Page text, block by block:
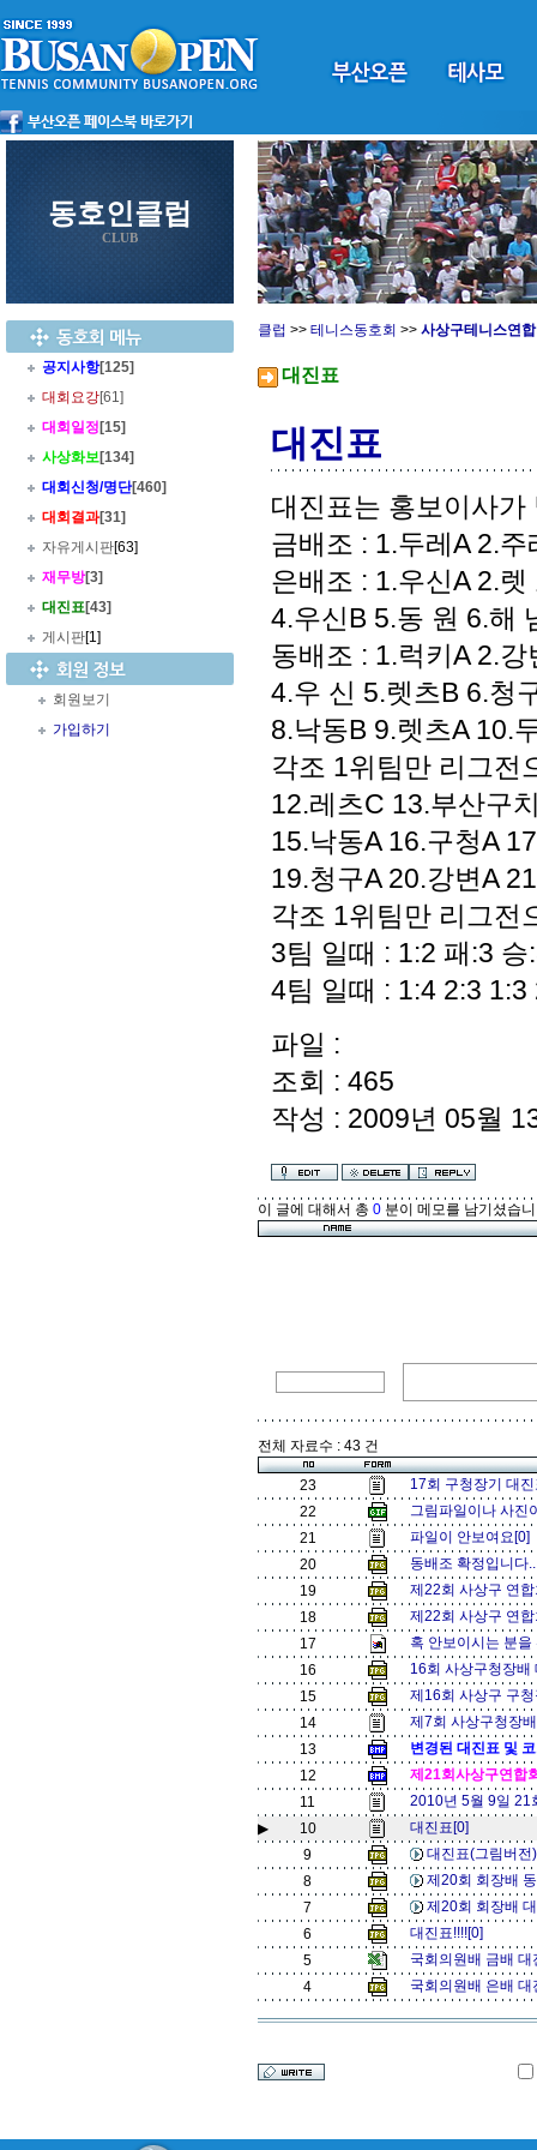
동호인클럽
CLUB
공지사항[125]
대회요강[61]
대회일정 [15]
사상화보[134]
대회신청/명단[460]
대회결과[31]
자유게시판[63]
재무방[3]
대진표[43]
게시판[1]
회원보기
가입하기
클럽 >> 테니스동호회 >> 사상구테니스연
대진표
대진표
대진표는 홍보이사가
금배조 : 1.두레A 2.
은배조 : 1.우신A 2.렛
4.우신B 5.동 원 6.해
동배조 : 1.럭키A 2.
4.우 신 5.렛츠B 6.청
8.낙동B 9.렛츠A 10.
각조 1위팀만 리그전
12.레츠C 13.부산구
15.낙동A 16.구청A
19.청구A 20.강변A
각조 1위팀만 리그전
3팀 일때 : 1:2 패:3 승
4팀 일때 : 1:4 2:3 1:3
파일 :
조회 : 465
작성 : 2009년 05월
이 글에 대해서 총 0 분이 메모를 남기셨습
전체 자료수 : 43 건
23
17회 구청장기 대
22
그림파일이나 사진
21
파일이 안보여요[0]
20
동배조 확정입니다
19
제22회 사상구 연
18
제22회 사상구 연
17
혹 안보이시는 분
16
16회 사상구청장
15
제16회 사상구 구
14
제7회 사상구청장
13
변경된 대진표 및
12
제21회사상구연합
11
2010년 5월 9일 21
▶
10
대진표[0]
9
대진표(그림버
8
제20회 회장배
7
제20회 회장배
6
대진표!!!![0]
5
국회의원배 금배
4
국회의원배 은배